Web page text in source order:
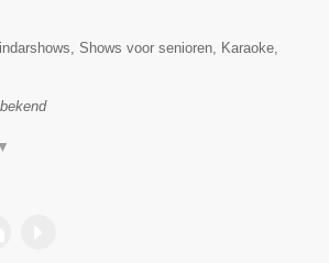
Shows voor senioren, Karaoke,
▼